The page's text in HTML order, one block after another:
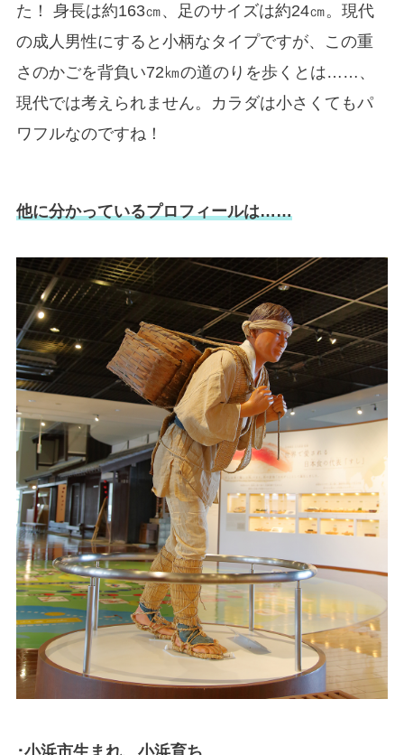
た！ 身長は約163㎝、足のサイズは約24㎝。現代
の成人男性にすると小柄なタイプですが、この重
さのかごを背負い72㎞の道のりを歩くとは……、
現代では考えられません。カラダは小さくてもパ
ワフルなのですね！
他に分かっているプロフィールは……
･小浜市生まれ、小浜育ち